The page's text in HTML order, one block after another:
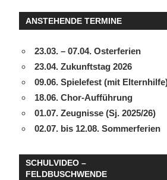
ANSTEHENDE TERMINE
23.03. – 07.04. Osterferien
23.04. Zukunftstag 2026
09.06. Spielefest (mit
18.06. Chor-Aufführung
01.07. Zeugnisse (Sj. 2025/26)
02.07. bis 12.08. Sommerferien
SCHULVIDEO –
FELDBUSCHWENDE